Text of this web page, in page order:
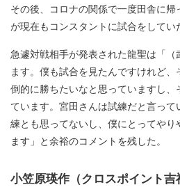
その後、コロナの関係で一度田舎に
が現在もコンスタントに試合をしてい
急遽対戦相手が発表された龍聖は「
ます。僕も試合を見たんですけれど
倒的に勝ちたいなと思っていますし
ています。宮田さんは試練だと言っ
練とも思ってないし、僕にとってや
ます」と余裕のコメントを残した。
小笠原瑛作（クロスポイント吉